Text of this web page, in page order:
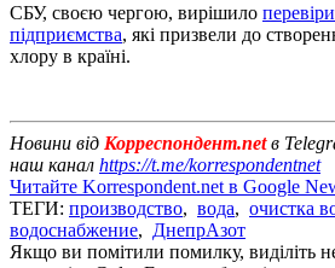
СБУ, своєю чергою, вирішило
підприємства, які призвели до
хлору в країні.
Новини від Корреспондент.netв
наш канал https://t.me/korrespondentnet
Читайте Korrespondent.net в Google
ТЕГИ: производство, вода, очистка
водоснабжение, ДнепрАзот
Якщо ви помітили помилку, виділіть